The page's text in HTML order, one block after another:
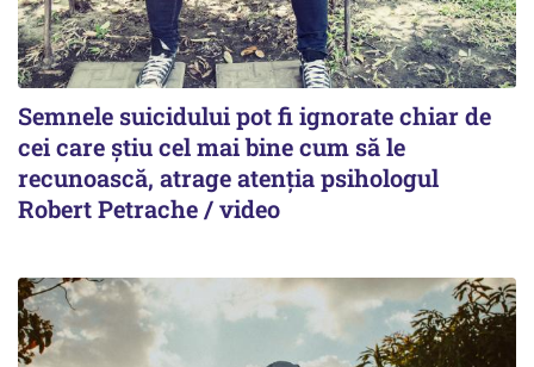
Semnele suicidului pot fi ignorate chiar de
cei care știu cel mai bine cum să le
recunoască, atrage atenția psihologul
Robert Petrache / video